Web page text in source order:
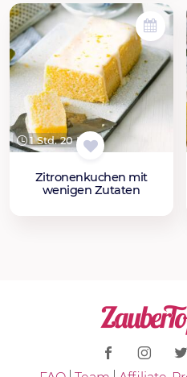
1 Std. 20 Min.
Zitronenkuchen mit
wenigen Zutaten